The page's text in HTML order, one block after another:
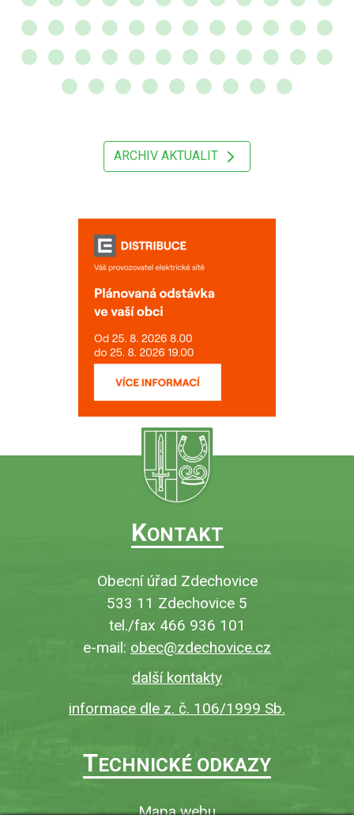
ARCHIV AKTUALIT
KONTAKT
Obecní úřad Zdechovice
533 11 Zdechovice 5
tel./fax 466 936 101
e-mail: obec@zdechovice.cz
další kontakty
informace dle z. č. 106/1999 Sb.
TECHNICKÉ ODKAZY
Mapa webu